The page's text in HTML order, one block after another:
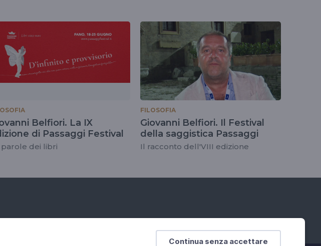
Continua senza accettare
Belfiori. La IX
di Passaggi Festival
parole dei libri
FILOSOFIA
Giovanni Belfiori. Il Festival
della saggistica Passaggi
Il racconto dell'VIII edizione